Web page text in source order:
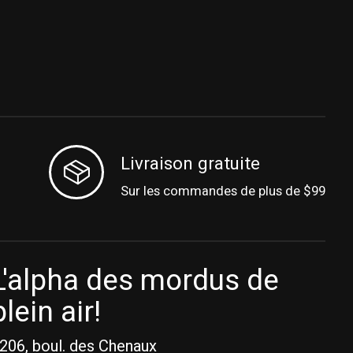
Livraison gratuite
Sur les commandes de plus de $99
des mordus de
air!
boul. des Chenaux